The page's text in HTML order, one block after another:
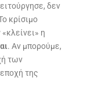
δεν
κρίσιμο
η
. Αν μπορούμε,
των
της